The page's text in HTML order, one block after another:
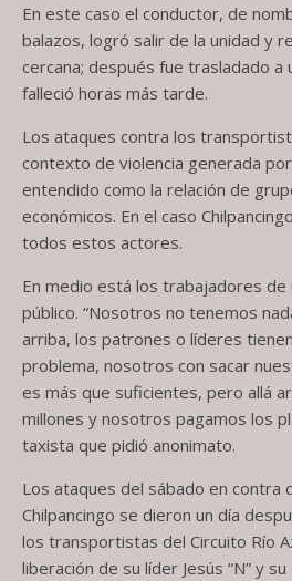
En este caso el conductor, de
balazos, logró salir de la unidad y
cercana; después fue trasladado a
falleció horas más tarde.
Los ataques contra los
contexto de violencia generada
entendido como la relación de
económicos. En el caso
todos estos actores.
En medio está los trabajadores de
público. “Nosotros no tenemos
arriba, los patrones o líderes
problema, nosotros con sacar
es más que suficientes, pero allá
millones y nosotros pagamos los
taxista que pidió anonimato.
Los ataques del sábado en contra
Chilpancingo se dieron un día
los transportistas del Circuito Río
liberación de su líder Jesús “N” y